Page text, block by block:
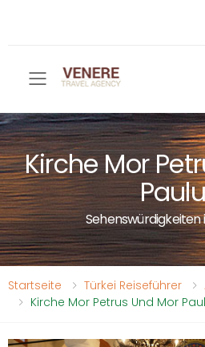
Toggle
Kirche Mor
Sehenswürdigkeiten
Startseite Türkei Reiseführer
Kirche Mor Petrus Und Mor